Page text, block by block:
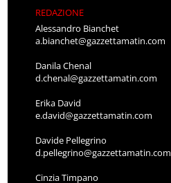
REDAZIONE
Alessandro Bianchet
a.bianchet@gazzettamatin.com
Danila Chenal
d.chenal@gazzettamatin.com
Erika David
e.david@gazzettamatin.com
Davide Pellegrino
d.pellegrino@gazzettamatin.com
Cinzia Timpano